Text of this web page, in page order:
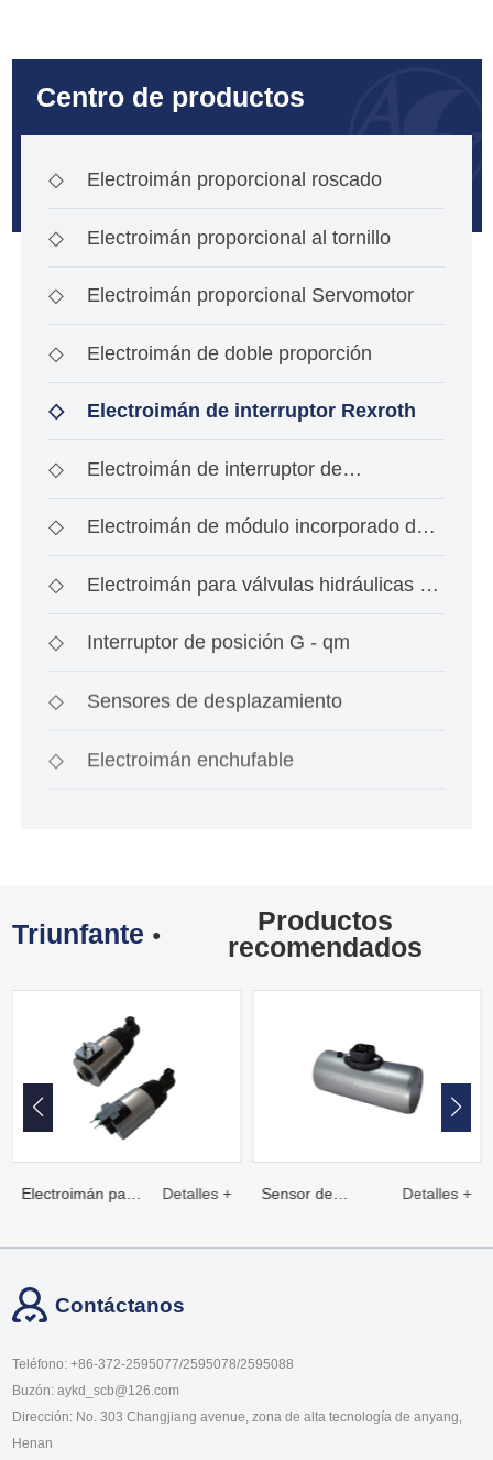
Centro de productos
◇ Electroimán proporcional roscado
◇ Electroimán proporcional al tornillo
◇ Electroimán proporcional Servomotor
◇ Electroimán de doble proporción
◇ Electroimán de interruptor Rexroth
◇ Electroimán de interruptor de
investigación de ace
◇ Electroimán de módulo incorporado de
tipo interrup
◇ Electroimán para válvulas hidráulicas a
prueba de
◇ Interruptor de posición G - qm
◇ Sensores de desplazamiento
◇ Electroimán enchufable
Triunfante ●
Productos
recomendados
Electroimán para
proporcionales
roscada de la
Detalles + Sensor de Detalles +
Contáctanos
Teléfono: +86-372-2595077/2595078/2595088
Buzón: aykd_scb@126.com
Dirección: No. 303 Changjiang avenue, zona de alta tecnología de anyang,
Henan